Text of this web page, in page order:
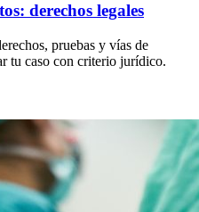
derechos legales
pruebas y vías de
tu caso con criterio jurídico.